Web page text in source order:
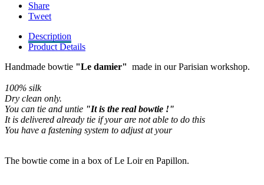
Share
Tweet
Description
Product Details
Handmade bowtie "Le damier" made in our Parisian workshop.
100% silk
Dry clean only.
You can tie and untie "It is the real bowtie !"
It is delivered already tie if your are not able to do this
You have a fastening system to adjust at your
The bowtie come in a box of Le Loir en Papillon.